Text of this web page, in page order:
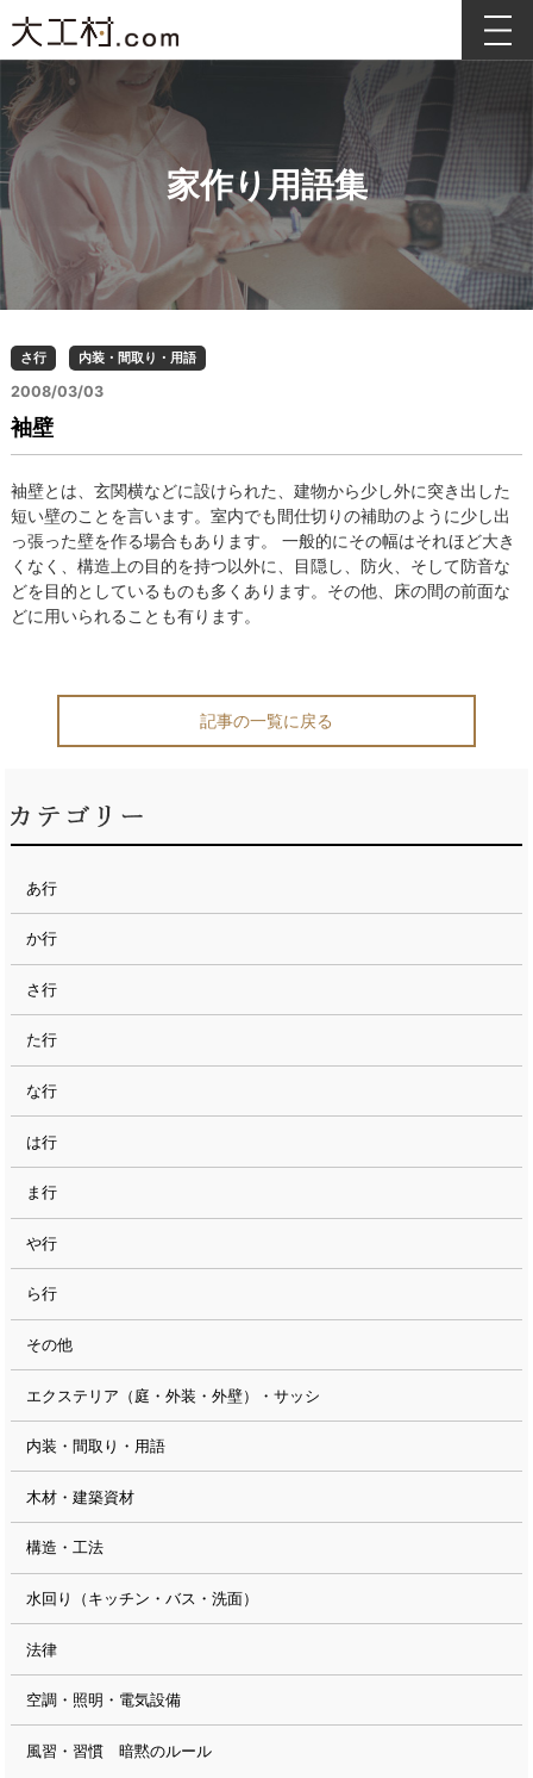
家作り用語集
さ行 内装・間取り・用語
2008/03/03
袖壁
袖壁とは、玄関横などに設けられた、建物から少し外に突き出した
短い壁のことを言います。室内でも間仕切りの補助のように少し出
っ張った壁を作る場合もあります。 一般的にその幅はそれほど大き
くなく、構造上の目的を持つ以外に、目隠し、防火、そして防音な
どを目的としているものも多くあります。その他、床の間の前面な
どに用いられることも有ります。
記事の一覧に戻る
あ行
か行
さ行
た行
な行
は行
ま行
や行
ら行
その他
エクステリア（庭・外装・外壁）・サッシ
内装・間取り・用語
木材・建築資材
構造・工法
水回り（キッチン・バス・洗面）
法律
空調・照明・電気設備
風習・習慣 暗黙のルール